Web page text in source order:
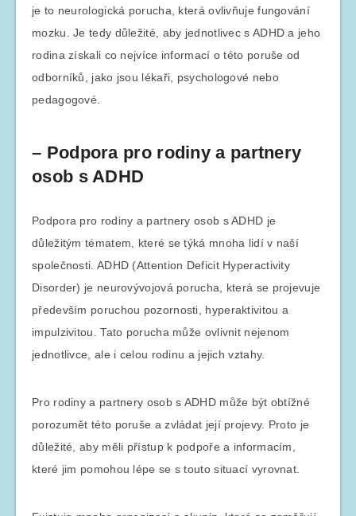
je to neurologická porucha, která ovlivňuje fungování
mozku. Je tedy důležité, aby jednotlivec s ADHD a jeho
rodina získali co nejvíce informací o této poruše od
odborníků, jako jsou lékaři, psychologové nebo
pedagogové.
– Podpora pro rodiny a partnery
osob s ADHD
Podpora pro rodiny a partnery osob s ADHD je
důležitým tématem, které se týká mnoha lidí v naší
společnosti. ADHD (Attention Deficit Hyperactivity
Disorder) je neurovývojová porucha, která se projevuje
především poruchou pozornosti, hyperaktivitou a
impulzivitou. Tato porucha může ovlivnit nejenom
jednotlivce, ale i celou rodinu a jejich vztahy.
Pro rodiny a partnery osob s ADHD může být obtížné
porozumět této poruše a zvládat její projevy. Proto je
důležité, aby měli přístup k podpoře a informacím,
které jim pomohou lépe se s touto situací vyrovnat.